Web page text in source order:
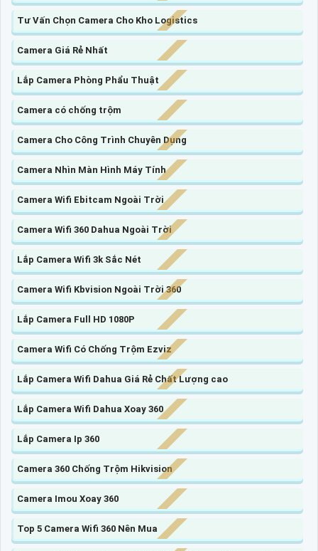
Tư Vấn Chọn Camera Cho Kho Logistics
Camera Giá Rẻ Nhất
Lắp Camera Phòng Phẩu Thuật
Camera có chống trộm
Camera Cho Công Trình Chuyên Dụng
Camera Nhìn Màn Hình Máy Tính
Camera Wifi Ebitcam Ngoài Trời
Camera Wifi 360 Dahua Ngoài Trời
Lắp Camera Wifi 3k Sắc Nét
Camera Wifi Kbvision Ngoài Trời 360
Lắp Camera Full HD 1080P
Camera Wifi Có Chống Trộm Ezviz
Lắp Camera Wifi Dahua Giá Rẻ Chất Lượng cao
Lắp Camera Wifi Dahua Xoay 360
Lắp Camera Ip 360
Camera 360 Chống Trộm Hikvision
Camera Imou Xoay 360
Top 5 Camera Wifi 360 Nên Mua